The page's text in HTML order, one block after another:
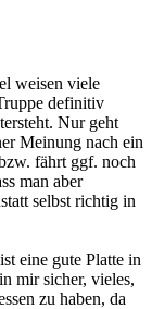
weisen viele
definitiv
Nur geht
Meinung nach ein
fährt ggf. noch
man aber
selbst richtig in
ist eine gute Platte in
mir sicher, vieles,
zu haben, da